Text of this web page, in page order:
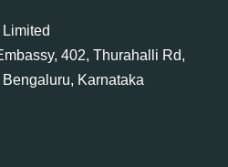
402, Thurahalli Rd,
Karnataka